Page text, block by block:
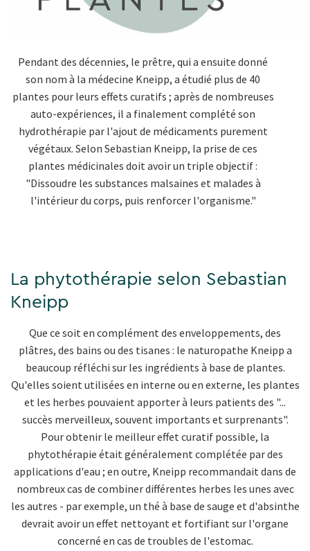
Pendant des décennies, le prêtre, qui a ensuite donné
son nom à la médecine Kneipp, a étudié plus de 40
plantes pour leurs effets curatifs ; après de nombreuses
auto-expériences, il a finalement complété son
hydrothérapie par l'ajout de médicaments purement
végétaux. Selon Sebastian Kneipp, la prise de ces
plantes médicinales doit avoir un triple objectif :
"Dissoudre les substances malsaines et malades à
l'intérieur du corps, puis renforcer l'organisme."
La phytothérapie selon Sebastian
Kneipp
Que ce soit en complément des enveloppements, des
plâtres, des bains ou des tisanes : le naturopathe Kneipp a
beaucoup réfléchi sur les ingrédients à base de plantes.
Qu'elles soient utilisées en interne ou en externe, les plantes
et les herbes pouvaient apporter à leurs patients des "...
succès merveilleux, souvent importants et surprenants".
Pour obtenir le meilleur effet curatif possible, la
phytothérapie était généralement complétée par des
applications d'eau ; en outre, Kneipp recommandait dans de
nombreux cas de combiner différentes herbes les unes avec
les autres - par exemple, un thé à base de sauge et d'absinthe
devrait avoir un effet nettoyant et fortifiant sur l'organe
concerné en cas de troubles de l'estomac.